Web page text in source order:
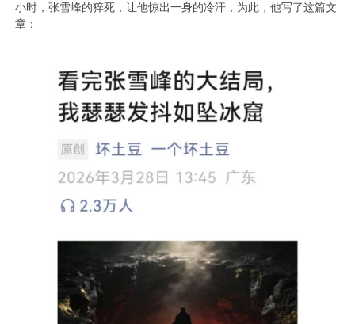
小时，张雪峰的猝死，让他惊出一身的冷汗，为此，他写了这篇文
章：